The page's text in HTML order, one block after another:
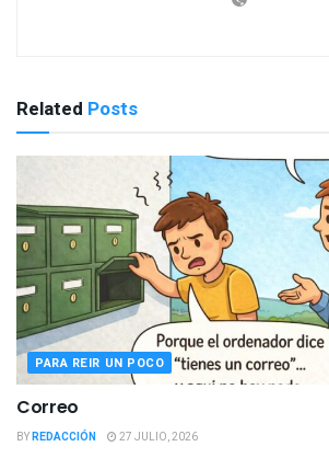
Related Posts
PARA REIR UN POCO
Correo
BYREDACCIÓN 27 JULIO, 2026